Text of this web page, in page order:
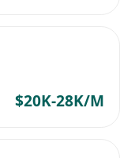
$20K-28K/M